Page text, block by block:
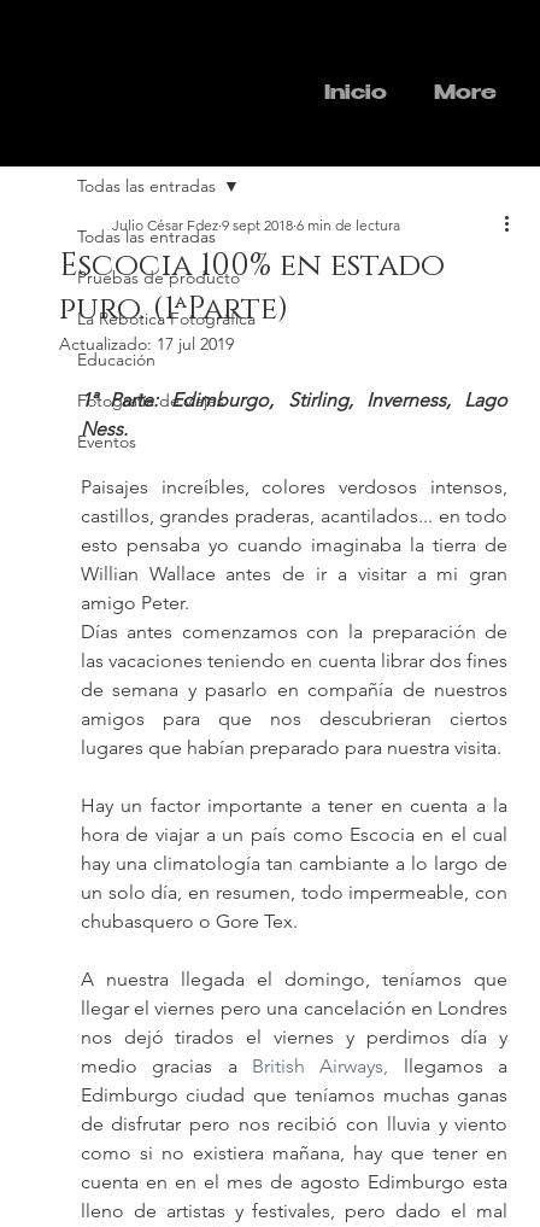
Inicio More
Todas las entradas
Pruebas de producto
La Rebotica Fotográfica
Educación
Fotografía de viajes
Eventos
Todas las entradas
Escocia 100% en estado
puro. (1ªParte)
Julio César Fdez 9 sept 2018 6 min de lectura
Actualizado: 17 jul 2019
1ª Parte: Edimburgo, Stirling, Inverness, Lago
Ness.
Paisajes increíbles, colores verdosos intensos,
castillos, grandes praderas, acantilados... en todo
esto pensaba yo cuando imaginaba la tierra de
Willian Wallace antes de ir a visitar a mi gran
amigo Peter.
Días antes comenzamos con la preparación de
las vacaciones teniendo en cuenta librar dos fines
de semana y pasarlo en compañía de nuestros
amigos para que nos descubrieran ciertos
lugares que habían preparado para nuestra visita.
Hay un factor importante a tener en cuenta a la
hora de viajar a un país como Escocia en el cual
hay una climatología tan cambiante a lo largo de
un solo día, en resumen, todo impermeable, con
chubasquero o Gore Tex.
A nuestra llegada el domingo, teníamos que
llegar el viernes pero una cancelación en Londres
nos dejó tirados el viernes y perdimos día y
medio gracias a British Airways, llegamos a
Edimburgo ciudad que teníamos muchas ganas
de disfrutar pero nos recibió con lluvia y viento
como si no existiera mañana, hay que tener en
cuenta en en el mes de agosto Edimburgo esta
lleno de artistas y festivales, pero dado el mal